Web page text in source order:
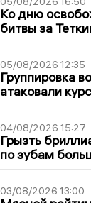
Ко дню
битвы за
05/08/2026 12:35
Группировка
атаковали
04/08/2026 15:27
Грызть
по зубам
03/08/2026 13:00